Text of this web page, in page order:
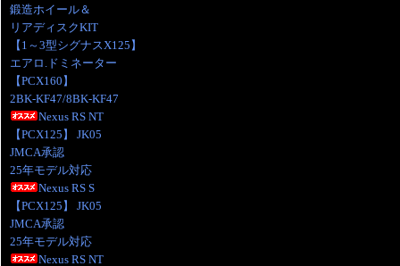
鍛造ホイール＆
リアディスクKIT
【1～3型シグナスX125】
エアロ.ドミネーター
【PCX160】
2BK-KF47/8BK-KF47
Nexus RS NT
【PCX125】 JK05
JMCA承認
25年モデル対応
Nexus RS S
【PCX125】 JK05
JMCA承認
25年モデル対応
Nexus RS NT